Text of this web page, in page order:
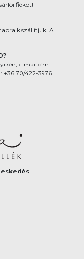
fiókot!
kiszállítjuk. A
e-mail cím:
+36 70/422-3976